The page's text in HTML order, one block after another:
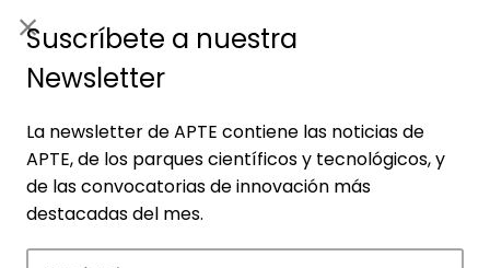
Suscríbete a nuestra
Newsletter
La newsletter de APTE contiene las noticias de
APTE, de los parques científicos y tecnológicos, y
de las convocatorias de innovación más
destacadas del mes.